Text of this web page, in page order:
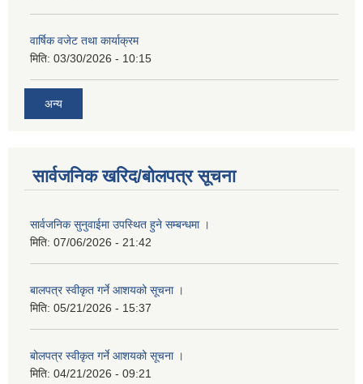
वार्षिक वजेट तथा कार्याक्रम
मिति: 03/30/2026 - 10:15
अन्य
सार्वजनिक खरिद/बोलपत्र सूचना
सार्वजनिक सुनुवाईमा उपस्थित हुने सम्बन्धमा ।
मिति: 07/06/2026 - 21:42
बालपत्र स्वीकृत गर्ने आशयको सूचना ।
मिति: 05/21/2026 - 15:37
बोलपत्र स्वीकृत गर्ने आशयको सूचना ।
मिति: 04/21/2026 - 09:21